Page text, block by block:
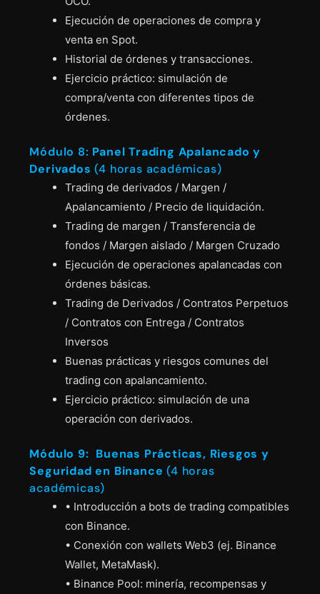
Ejecución de operaciones de compra y
venta en Spot.
Historial de órdenes y transacciones.
Ejercicio práctico: simulación de
compra/venta con diferentes tipos de
órdenes.
Módulo 8: Panel Trading Apalancado y
Derivados(4 horas académicas)
Trading de derivados / Margen /
Apalancamiento / Precio de liquidación.
Trading de margen / Transferencia de
fondos / Margen aislado / Margen Cruzado
Ejecución de operaciones apalancadas con
órdenes básicas.
Trading de Derivados / Contratos Perpetuos
/ Contratos con Entrega / Contratos
Inversos
Buenas prácticas y riesgos comunes del
trading con apalancamiento.
Ejercicio práctico: simulación de una
operación con derivados.
Módulo 9: Buenas Prácticas, Riesgos y
Seguridad en Binance(4 horas
académicas)
• Introducción a bots de trading compatibles
con Binance.
• Conexión con wallets Web3 (ej. Binance
Wallet, MetaMask).
• Binance Pool: minería, recompensas y